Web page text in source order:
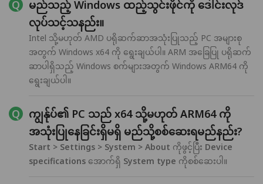
မည်သည့် Windows ထည့်သွင်းဖိုင်ကို ဒေါင်းလုဒ်
လုပ်သင့်သနည်း။
Intel သို့မဟုတ် AMD ပရိုဆက်ဆာအသုံးပြုသည့် PC အများစု
အတွက် Windows x64 ကို ရွေးချယ်ပါ။ ARM အခြေပြု ပရိုဆက်
ဆာပါရှိသည့် Windows စက်များအတွက် Windows ARM64 ကို
ရွေးချယ်ပါ။
ကျွန်ုပ်၏ PC သည် x64 သို့မဟုတ် ARM64 ကို
အသုံးပြုနေခြင်းရှိမရှိ မည်သို့စစ်ဆေးရမည်နည်း?
Start > Settings > System > About ကိုဖွင့်ပြီး Device
specifications အောက်ရှိ System type ကိုစစ်ဆေးပါ။